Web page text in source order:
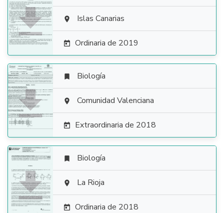
  Islas Canarias
 Ordinaria de 2019

 Biología
 Comunidad Valenciana
 Extraordinaria de 2018

 Biología
 La Rioja
 Ordinaria de 2018